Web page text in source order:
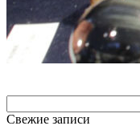
Свежие записи